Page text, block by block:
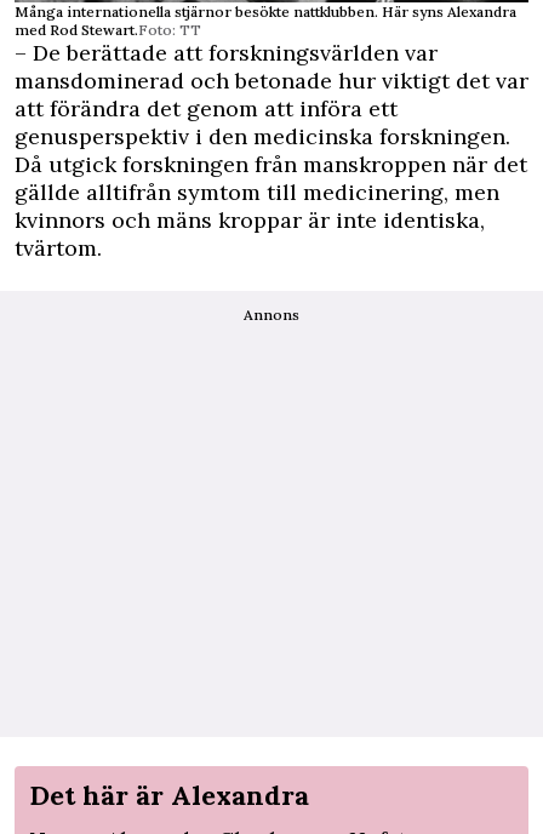
Många internationella stjärnor besökte nattklubben. Här syns Alexandra
med Rod Stewart.Foto: TT
– De berättade att forskningsvärlden var
mansdominerad och betonade hur viktigt det var
att förändra det genom att införa ett
genusperspektiv i den medicinska forskningen.
Då utgick forskningen från manskroppen när det
gällde alltifrån symtom till medicinering, men
kvinnors och mäns kroppar är inte identiska,
tvärtom.
Annons
Det här är Alexandra